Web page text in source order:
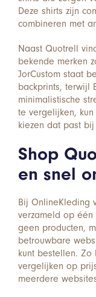
Deze shirts zijn
combineren met
Naast Quotrell
bekende merken
JorCustom staat
backprints, terwijl
minimalistische
te vergelijken,
kiezen dat past
Shop
en snel
Bij OnlineKleding
verzameld op
geen producten,
betrouwbare
kunt bestellen.
vergelijken op
meerdere